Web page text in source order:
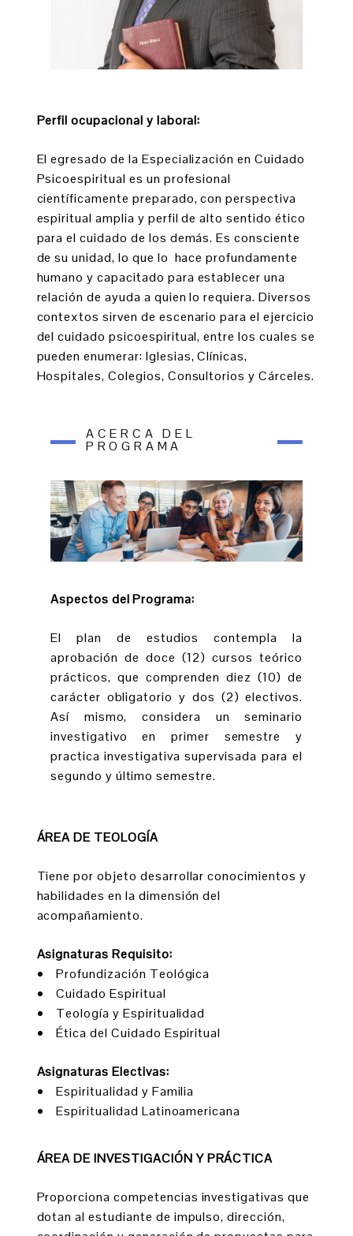
Perfil ocupacional y laboral:
El egresado de la Especialización en Cuidado
Psicoespiritual es un profesional
científicamente preparado, con perspectiva
espiritual amplia y perfil de alto sentido ético
para el cuidado de los demás. Es consciente
de su unidad, lo que lo hace profundamente
humano y capacitado para establecer una
relación de ayuda a quien lo requiera. Diversos
contextos sirven de escenario para el ejercicio
del cuidado psicoespiritual, entre los cuales se
pueden enumerar: Iglesias, Clínicas,
Hospitales, Colegios, Consultorios y Cárceles.
ACERCA DEL
PROGRAMA
Aspectos del Programa:
El plan de estudios contempla la
aprobación de doce (12) cursos teórico
prácticos, que comprenden diez (10) de
carácter obligatorio y dos (2) electivos.
Así mismo, considera un seminario
investigativo en primer semestre y
practica investigativa supervisada para el
segundo y último semestre.
ÁREA DE TEOLOGÍA
Tiene por objeto desarrollar conocimientos y
habilidades en la dimensión del
acompañamiento.
Asignaturas Requisito:
• Profundización Teológica
• Cuidado Espiritual
• Teología y Espiritualidad
• Ética del Cuidado Espiritual
Asignaturas Electivas:
• Espiritualidad y Familia
• Espiritualidad Latinoamericana
ÁREA DE INVESTIGACIÓN Y PRÁCTICA
Proporciona competencias investigativas que
dotan al estudiante de impulso, dirección,